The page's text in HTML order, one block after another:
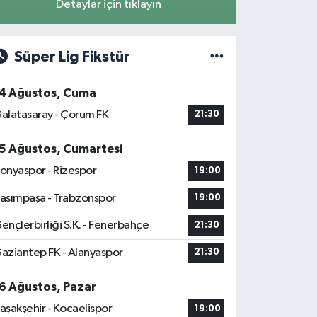
Detaylar için tıklayın
Süper Lig Fikstür
Ağustos, Cuma
- Çorum FK
21:30
Ağustos, Cumartesi
- Rizespor
19:00
- Trabzonspor 19:00
S.K. - Fenerbahçe 21:30
FK - Alanyaspor 21:30
Ağustos, Pazar
- Kocaelispor
19:00